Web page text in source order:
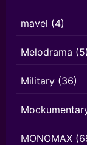
mavel (4)
Melodrama (5)
Military (36)
MONOMAX